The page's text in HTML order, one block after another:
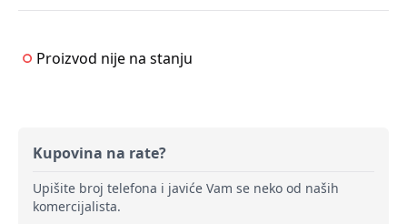
Proizvod nije na stanju
Kupovina na rate?
Upišite broj telefona i javiće Vam se neko od naših
komercijalista.